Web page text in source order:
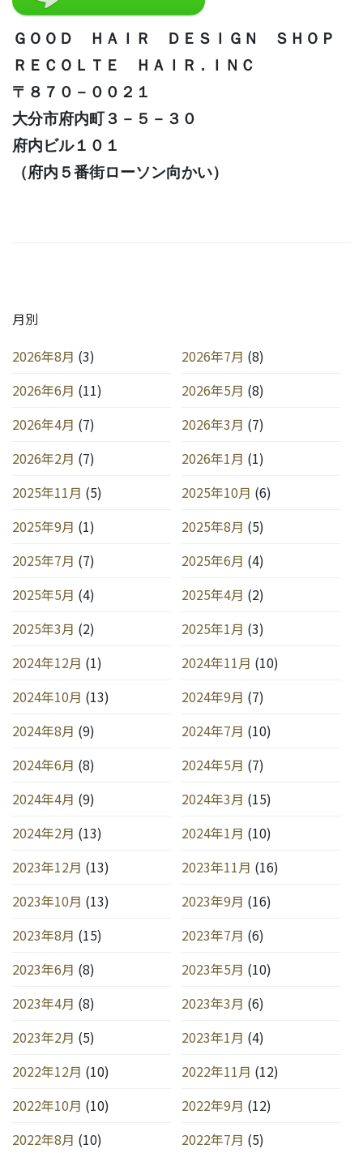
ＧＯＯＤ ＨＡＩＲ ＤＥＳＩＧＮ ＳＨＯＰ
ＲＥＣＯＬＴＥ ＨＡＩＲ . ＩＮＣ
〒８７０－００２１
大分市府内町３－５－３０
府内ビル１０１
（府内５番街ローソン向かい）
月別
2026年8月 (3) 2026年7月 (8)
2026年6月 (11) 2026年5月 (8)
2026年4月 (7) 2026年3月 (7)
2026年2月 (7) 2026年1月 (1)
2025年11月 (5) 2025年10月 (6)
2025年9月 (1) 2025年8月 (5)
2025年7月 (7) 2025年6月 (4)
2025年5月 (4) 2025年4月 (2)
2025年3月 (2) 2025年1月 (3)
2024年12月 (1) 2024年11月 (10)
2024年10月 (13) 2024年9月 (7)
2024年8月 (9) 2024年7月 (10)
2024年6月 (8) 2024年5月 (7)
2024年4月 (9) 2024年3月 (15)
2024年2月 (13) 2024年1月 (10)
2023年12月 (13) 2023年11月 (16)
2023年10月 (13) 2023年9月 (16)
2023年8月 (15) 2023年7月 (6)
2023年6月 (8) 2023年5月 (10)
2023年4月 (8) 2023年3月 (6)
2023年2月 (5) 2023年1月 (4)
2022年12月 (10) 2022年11月 (12)
2022年10月 (10) 2022年9月 (12)
2022年8月 (10) 2022年7月 (5)